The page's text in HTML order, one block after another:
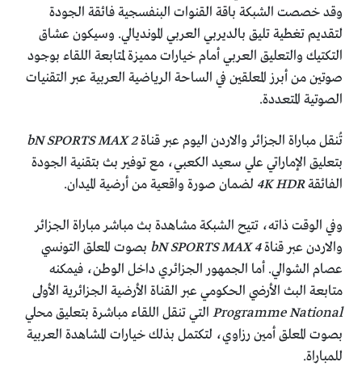
وقد خصصت الشبكة باقة القنوات البنفسجية فائقة الجودة
لتقديم تغطية تليق بالديربي العربي المونديالي. وسيكون عشاق
التكتيك والتعليق العربي أمام خيارات مميزة لمتابعة اللقاء بوجود
صوتين من أبرز المعلقين في الساحة الرياضية العربية عبر التقنيات
الصوتية المتعددة.
تُنقل مباراة الجزائر والاردن اليوم عبر قناةbN SPORTS MAX 2
بتعليق الإماراتي علي سعيد الكعبي، مع توفير بث بتقنية الجودة
الفائقة4K HDR لضمان صورة واقعية من أرضية الميدان.
وفي الوقت ذاته، تتيح الشبكة مشاهدة بث مباشر مباراة الجزائر
والاردن عبر قناةbN SPORTS MAX 4 بصوت المعلق التونسي
عصام الشوالي. أما الجمهور الجزائري داخل الوطن، فيمكنه
متابعة البث الأرضي الحكومي عبر القناة الأرضية الجزائرية الأولى
Programme National التي تنقل اللقاء مباشرة بتعليق محلي
بصوت المعلق أمين رزاوي، لتكتمل بذلك خيارات المشاهدة العربية
للمباراة.